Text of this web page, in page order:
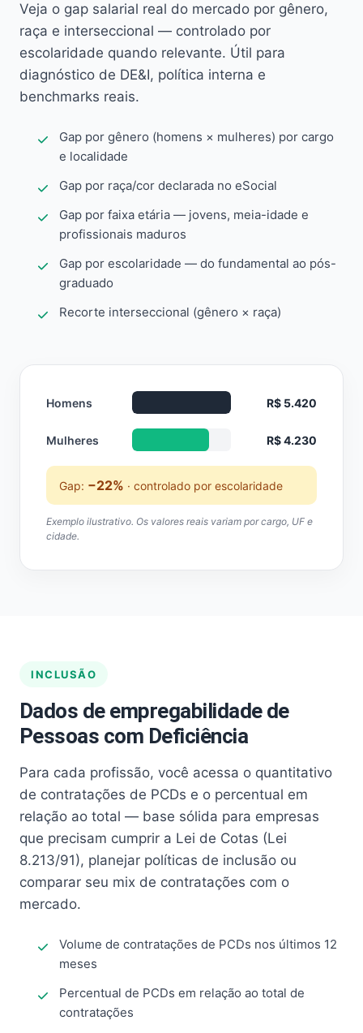
Veja o gap salarial real do mercado por gênero,
raça e interseccional — controlado por
escolaridade quando relevante. Útil para
diagnóstico de DE&I, política interna e
benchmarks reais.
Gap por gênero (homens × mulheres) por cargo
e localidade
Gap por raça/cor declarada no eSocial
Gap por faixa etária — jovens, meia-idade e
profissionais maduros
Gap por escolaridade — do fundamental ao pós-
graduado
Recorte interseccional (gênero × raça)
Homens R$ 5.420
Mulheres R$ 4.230
Gap: −22% · controlado por escolaridade
Exemplo ilustrativo. Os valores reais variam por cargo, UF e
cidade.
INCLUSÃO
Dados de empregabilidade de
Pessoas com Deficiência
Para cada profissão, você acessa o quantitativo
de contratações de PCDs e o percentual em
relação ao total — base sólida para empresas
que precisam cumprir a Lei de Cotas (Lei
8.213/91), planejar políticas de inclusão ou
comparar seu mix de contratações com o
mercado.
Volume de contratações de PCDs nos últimos 12
meses
Percentual de PCDs em relação ao total de
contratações